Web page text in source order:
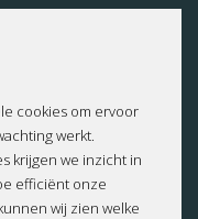
cookies om ervoor
werkt.
krijgen we inzicht in
efficiënt onze
wij zien welke